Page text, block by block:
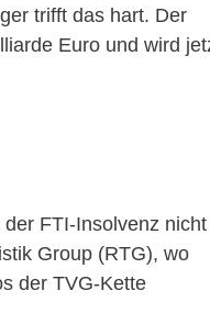
trifft das hart. Der
Euro und wird
FTI-Insolvenz nicht
Group (RTG), wo
der TVG-Kette